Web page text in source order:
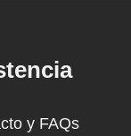
y FAQs